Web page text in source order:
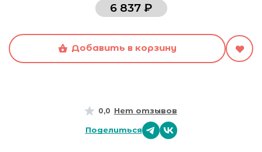
0,0 Нет отзывов
Поделиться
6 837 ₽
Добавить в корзину